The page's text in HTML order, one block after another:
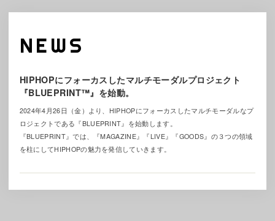
NEWS
HIPHOPにフォーカスしたマルチモーダルプロジェクト
『BLUEPRINT™』を始動。
2024年4月26日（金）より、HIPHOPにフォーカスしたマルチモーダルなプ
ロジェクトである『BLUEPRINT』を始動します。
『BLUEPRINT』では、『MAGAZINE』『LIVE』『GOODS』の３つの領域
を柱にしてHIPHOPの魅力を発信していきます。